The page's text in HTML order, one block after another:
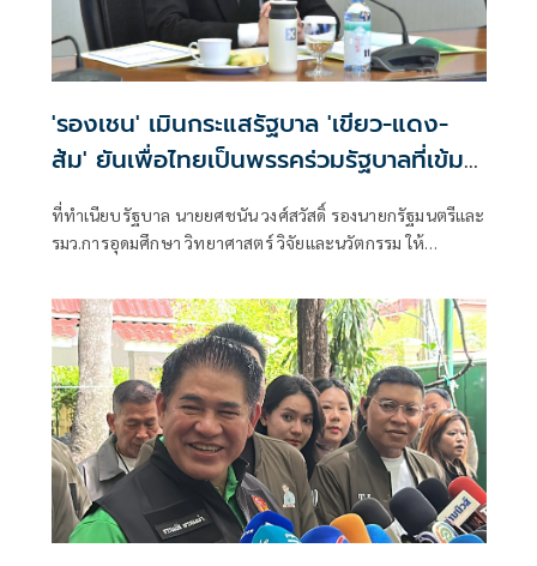
'รองเชน' เมินกระแสรัฐบาล 'เขียว-แดง-
ส้ม' ยันเพื่อไทยเป็นพรรคร่วมรัฐบาลที่เข้ม
แข็ง
ที่ทำเนียบรัฐบาล นายยศชนัน วงศ์สวัสดิ์ รองนายกรัฐมนตรีและ
รมว.การอุดมศึกษา วิทยาศาสตร์ วิจัยและนวัตกรรม ให้